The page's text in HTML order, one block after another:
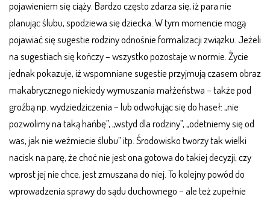
pojawieniem się ciąży. Bardzo często zdarza się, iż para nie
planując ślubu, spodziewa się dziecka. W tym momencie mogą
pojawiać się sugestie rodziny odnośnie formalizacji związku. Jeżeli
na sugestiach się kończy – wszystko pozostaje w normie. Życie
jednak pokazuje, iż wspomniane sugestie przyjmują czasem obraz
makabrycznego niekiedy wymuszania małżeństwa – także pod
groźbą np. wydziedziczenia – lub odwołując się do haseł: „nie
pozwolimy na taką hańbę”, „wstyd dla rodziny”, „odetniemy się od
was, jak nie weźmiecie ślubu” itp. Środowisko tworzy tak wielki
nacisk na parę, że choć nie jest ona gotowa do takiej decyzji, czy
wprost jej nie chce, jest zmuszana do niej. To kolejny powód do
wprowadzenia sprawy do sądu duchownego – ale też zupełnie